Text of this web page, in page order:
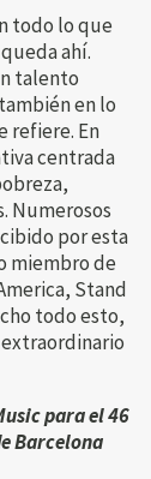
todo lo que
ahí.
talento
en lo
refiere. En
centrada
Numerosos
por esta
miembro de
Stand
todo esto,
para el 46
Barcelona